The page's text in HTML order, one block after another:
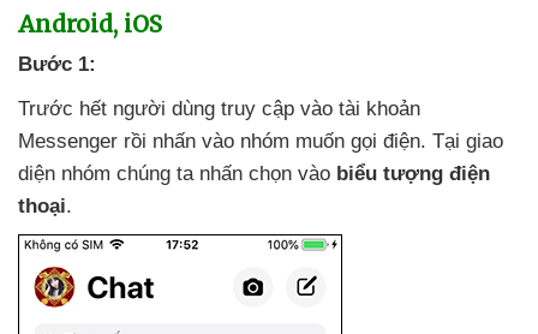
Android, iOS
Bước 1:
Trước hết người dùng truy cập vào tài khoản
Messenger rồi nhấn vào nhóm muốn gọi điện. Tại giao
diện nhóm chúng ta nhấn chọn vào biểu tượng điện
thoại.